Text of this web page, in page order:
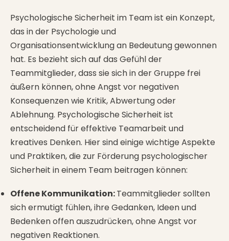
Psychologische Sicherheit im Team ist ein Konzept,
das in der Psychologie und
Organisationsentwicklung an Bedeutung gewonnen
hat. Es bezieht sich auf das Gefühl der
Teammitglieder, dass sie sich in der Gruppe frei
äußern können, ohne Angst vor negativen
Konsequenzen wie Kritik, Abwertung oder
Ablehnung. Psychologische Sicherheit ist
entscheidend für effektive Teamarbeit und
kreatives Denken. Hier sind einige wichtige Aspekte
und Praktiken, die zur Förderung psychologischer
Sicherheit in einem Team beitragen können:
Offene Kommunikation:Teammitglieder sollten
sich ermutigt fühlen, ihre Gedanken, Ideen und
Bedenken offen auszudrücken, ohne Angst vor
negativen Reaktionen.